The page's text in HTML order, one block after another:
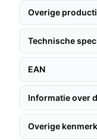
Overige
Technische
EAN
Informatie over
Overige